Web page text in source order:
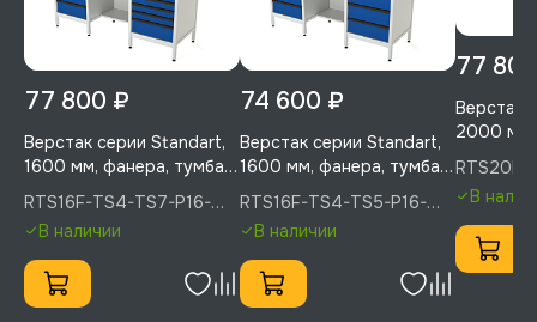
77 800 ₽
Верстак серии Standart,
1600 мм, фанера, тумба с
4-мя ящиками + тумба с
7-ю ящиками, экран
1000, синий (светло-
серый) RA, RUNTEC,
RTS16F-TS4-TS7-P16-
P16-5005(7035)
RTS16F-TS4-TS7-P16-
P16-5005(7035), RUNTEC
В наличии
74 600 ₽
Верстак серии Standart,
1600 мм, фанера, тумба с
4-мя ящиками + тумба с
5-ю ящиками, экран
1000, синий (светло-
серый) RA, RUNTEC,
RTS16F-TS4-TS5-P16-
P16-5005(7035)
RTS16F-TS4-TS5-P16-
P16-5005(7035), RUNTEC
В наличии
77
Верстак
2000 мм,
с 6-ю
6-ю
синий
RTS20F-
5005
RTS20F-
5005,
В